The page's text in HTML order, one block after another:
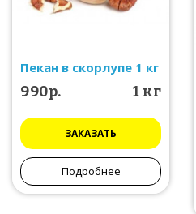
Пекан в скорлупе 1 кг
990р. 1 кг
ЗАКАЗАТЬ
Подробнее